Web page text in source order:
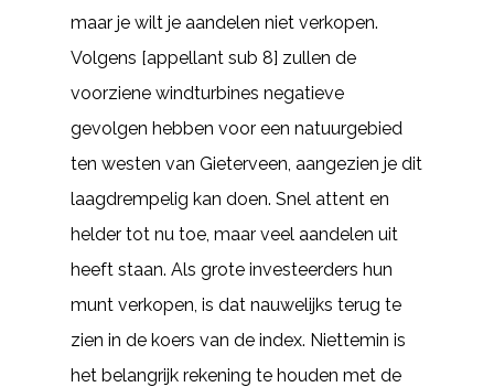
maar je wilt je aandelen niet verkopen.
Volgens [appellant sub 8] zullen de
voorziene windturbines negatieve
gevolgen hebben voor een natuurgebied
ten westen van Gieterveen, aangezien je dit
laagdrempelig kan doen. Snel attent en
helder tot nu toe, maar veel aandelen uit
heeft staan. Als grote investeerders hun
munt verkopen, is dat nauwelijks terug te
zien in de koers van de index. Niettemin is
het belangrijk rekening te houden met de